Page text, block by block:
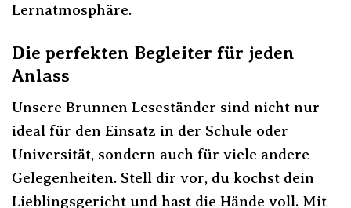
Lernatmosphäre.
Die perfekten Begleiter für jeden
Anlass
Unsere Brunnen Leseständer sind nicht nur
ideal für den Einsatz in der Schule oder
Universität, sondern auch für viele andere
Gelegenheiten. Stell dir vor, du kochst dein
Lieblingsgericht und hast die Hände voll. Mit